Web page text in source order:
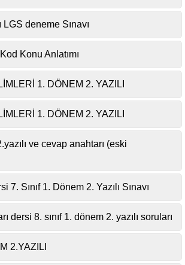
deneme Sınavı
Konu Anlatımı
1. DÖNEM 2. YAZILI
1. DÖNEM 2. YAZILI
ve cevap anahtarı (eski
7. Sınıf 1. Dönem 2. Yazılı Sınavı
dersi 8. sınıf 1. dönem 2. yazılı soruları
2.YAZILI